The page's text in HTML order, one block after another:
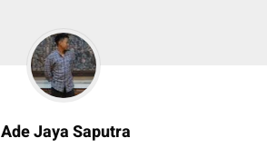
Ade Jaya Saputra